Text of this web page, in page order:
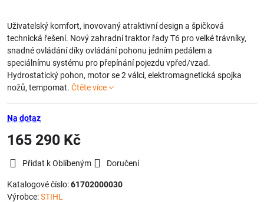
Uživatelský komfort, inovovaný atraktivní design a špičková
technická řešení. Nový zahradní traktor řady T6 pro velké trávníky,
snadné ovládání díky ovládání pohonu jedním pedálem a
speciálnímu systému pro přepínání pojezdu vpřed/vzad.
Hydrostatický pohon, motor se 2 válci, elektromagnetická spojka
nožů, tempomat. Čtěte více
Na dotaz
165 290 Kč
Přidat k Oblíbeným Doručení
Katalogové číslo:61702000030
Výrobce:STIHL